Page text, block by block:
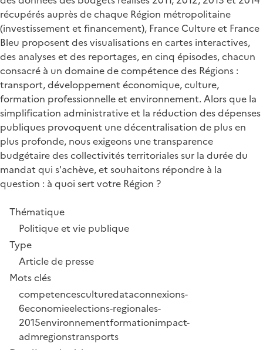
récupérés auprès de chaque Région métropolitaine
(investissement et financement), France Culture et France
Bleu proposent des visualisations en cartes interactives,
des analyses et des reportages, en cinq épisodes, chacun
consacré à un domaine de compétence des Régions :
transport, développement économique, culture,
formation professionnelle et environnement. Alors que la
simplification administrative et la réduction des dépenses
publiques provoquent une décentralisation de plus en
plus profonde, nous exigeons une transparence
budgétaire des collectivités territoriales sur la durée du
mandat qui s'achève, et souhaitons répondre à la
question : à quoi sert votre Région ?
Thématique
Politique et vie publique
Type
Article de presse
Mots clés
competencesculturedataconnexions-
6economieelections-regionales-
2015environnementformationimpact-
admregionstransports